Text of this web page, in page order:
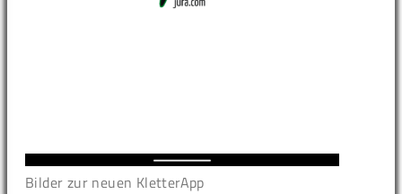
Bilder zur neuen KletterApp